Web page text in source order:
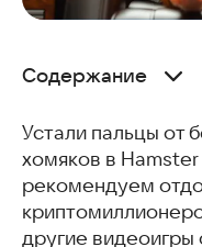
Содержание
Хомяк: Побег из
Совы против
Hamster City
Hamster Bubble
Хомяк В Колесе
Устали пальцы от
хомяков в Hamster
рекомендуем
другие видеоигры